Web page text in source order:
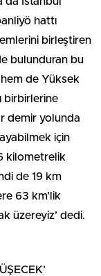
hattı
birleştiren
bulunduran bu
hem de Yüksek
birbirlerine
demir yolunda
için
kilometrelik
de 19 km
63 km’lik
üzereyiz’ dedi.